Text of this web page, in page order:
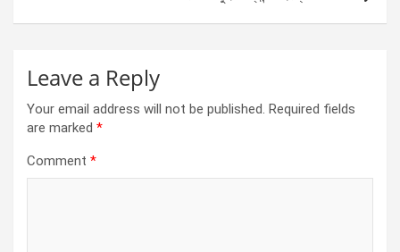
p
Leave a Reply
Your email address will not be published. Required fields
are marked *
Comment *